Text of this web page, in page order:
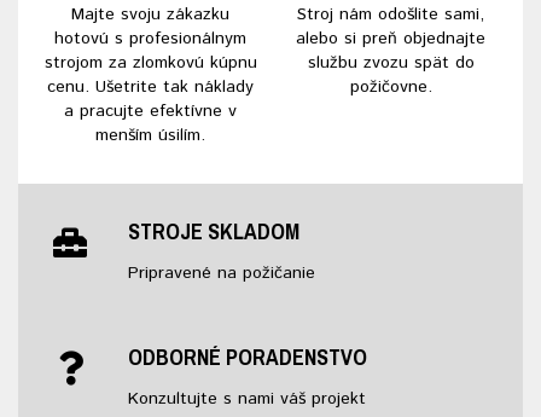
Majte svoju zákazku
hotovú s profesionálnym
strojom za zlomkovú kúpnu
cenu. Ušetrite tak náklady
a pracujte efektívne v
menším úsilím.
Stroj nám odošlite sami,
alebo si preň objednajte
službu zvozu spät do
požičovne.
STROJE SKLADOM
Pripravené na požičanie
ODBORNÉ PORADENSTVO
Konzultujte s nami váš projekt